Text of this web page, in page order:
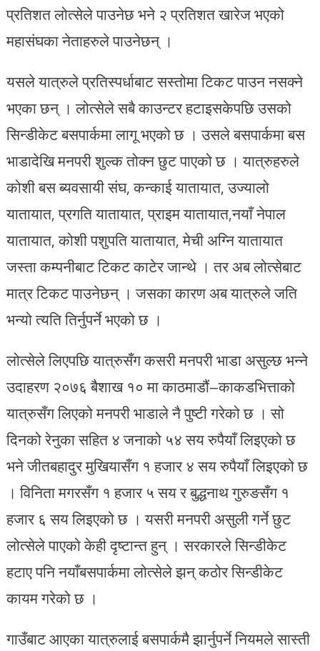
प्रतिशत लोत्सेले पाउनेछ भने २ प्रतिशत खारेज भएको
महासंघका नेताहरुले पाउनेछन् ।
यसले यात्रुले प्रतिस्पर्धाबाट सस्तोमा टिकट पाउन नसक्ने
भएका छन् । लोत्सेले सबै काउन्टर हटाइसकेपछि उसको
सिन्डीकेट बसपार्कमा लागू भएको छ । उसले बसपार्कमा बस
भाडादेखि मनपरी शुल्क तोक्न छुट पाएको छ । यात्रुहरुले
कोशी बस ब्यवसायी संघ, कन्काई यातायात, उज्यालो
यातायात, प्रगति यातायात, प्राइम यातायात,नयाँ नेपाल
यातायात, कोशी पशुपति यातायात, मेची अग्नि यातायात
जस्ता कम्पनीबाट टिकट काटेर जान्थे । तर अब लोत्सेबाट
मात्र टिकट पाउनेछन् । जसका कारण अब यात्रुले जति
भन्यो त्यति तिर्नुपर्ने भएको छ ।
लोत्सेले लिएपछि यात्रुसँग कसरी मनपरी भाडा असुल्छ भन्ने
उदाहरण २०७६ बैशाख १० मा काठमाडौं–काकडभित्ताको
यात्रुसँग लिएको मनपरी भाडाले नै पुष्टी गरेको छ । सो
दिनको रेनुका सहित ४ जनाको ५४ सय रुपैयाँ लिइएको छ
भने जीतबहादुर मुखियासँग १ हजार ४ सय रुपैयाँ लिइएको छ
। विनिता मगरसँग १ हजार ५ सय र बुद्धनाथ गुरुङसँग १
हजार ६ सय लिइएको छ । यसरी मनपरी असुली गर्ने छुट
लोत्सेले पाएको केही दृष्टान्त हुन् । सरकारले सिन्डीकेट
हटाए पनि नयाँबसपार्कमा लोत्सेले झन् कठोर सिन्डीकेट
कायम गरेको छ ।
गाउँबाट आएका यात्रुलाई बसपार्कमै झार्नुपर्ने नियमले सास्ती